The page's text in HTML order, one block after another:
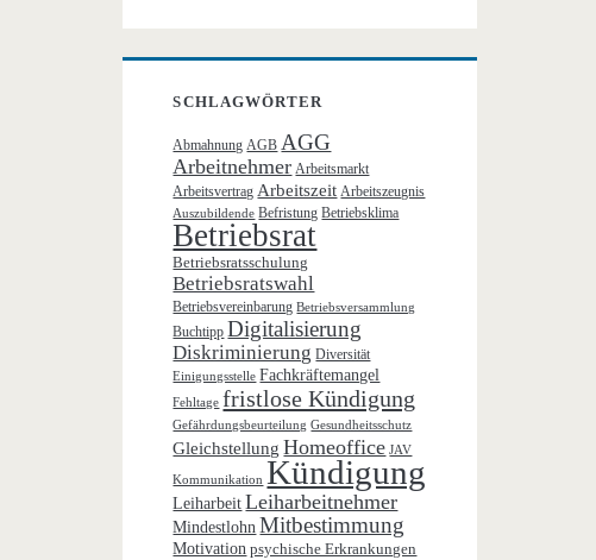
SCHLAGWÖRTER
Abmahnung AGB AGG
Arbeitnehmer Arbeitsmarkt
Arbeitsvertrag Arbeitszeit Arbeitszeugnis
Auszubildende Befristung Betriebsklima
Betriebsrat
Betriebsratsschulung
Betriebsratswahl
Betriebsvereinbarung Betriebsversammlung
Buchtipp Digitalisierung
Diskriminierung Diversität
Einigungsstelle Fachkräftemangel
Fehltage fristlose Kündigung
Gefährdungsbeurteilung Gesundheitsschutz
Gleichstellung Homeoffice JAV
Kommunikation Kündigung
Leiharbeit Leiharbeitnehmer
Mindestlohn Mitbestimmung
Motivation psychische Erkrankungen